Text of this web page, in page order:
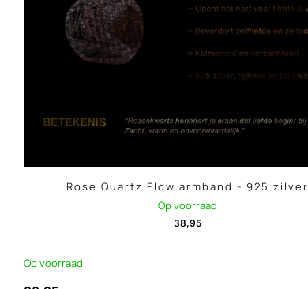
Rose Quartz Flow armband - 925 zilver
Op voorraad
38,95
Op voorraad